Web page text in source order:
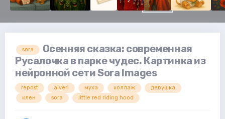
sora
Осенняя сказка: современная
Русалочка в парке чудес. Картинка из
нейронной сети Sora Images
repost aiveri муха коллаж
девушка
клен
sora little red riding hood